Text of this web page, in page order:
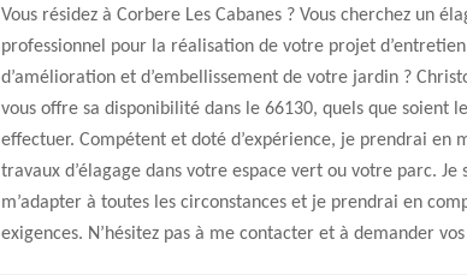
Vous résidez à Corbere Les Cabanes ? Vous cherchez un
professionnel pour la réalisation de votre projet
d’amélioration et d’embellissement de votre jardin ?
vous offre sa disponibilité dans le 66130, quels que soient
effectuer. Compétent et doté d’expérience, je prendrai en
travaux d’élagage dans votre espace vert ou votre parc. Je
m’adapter à toutes les circonstances et je prendrai en
exigences. N’hésitez pas à me contacter et à demander vos